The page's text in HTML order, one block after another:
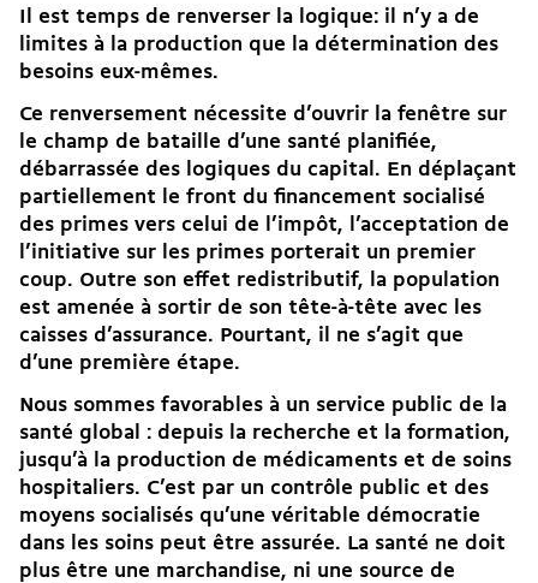
Il est temps de renverser la logique: il n’y a de
limites à la production que la détermination des
besoins eux-mêmes.
Ce renversement nécessite d’ouvrir la fenêtre sur
le champ de bataille d’une santé planifiée,
débarrassée des logiques du capital. En déplaçant
partiellement le front du financement socialisé
des primes vers celui de l’impôt, l’acceptation de
l’initiative sur les primes porterait un premier
coup. Outre son effet redistributif, la population
est amenée à sortir de son tête-à-tête avec les
caisses d’assurance. Pourtant, il ne s’agit que
d’une première étape.
Nous sommes favorables à un service public de la
santé global
: depuis la recherche et la formation,
jusqu’à la production de médicaments et de soins
hospitaliers. C’est par un contrôle public et des
moyens socialisés qu’une véritable démocratie
dans les soins peut être assurée. La santé ne doit
plus être une marchandise, ni une source de